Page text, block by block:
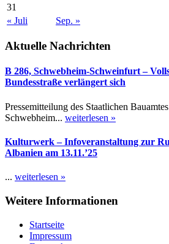
31
« Juli
Sep. »
Aktuelle Nachrichten
B 286, Schwebheim-Schweinfurt –
Bundesstraße verlängert sich
Pressemitteilung des Staatlichen
Schwebheim... weiterlesen »
Kulturwerk – Infoveranstaltung zur
Albanien am 13.11.’25
... weiterlesen »
Weitere Informationen
Startseite
Impressum